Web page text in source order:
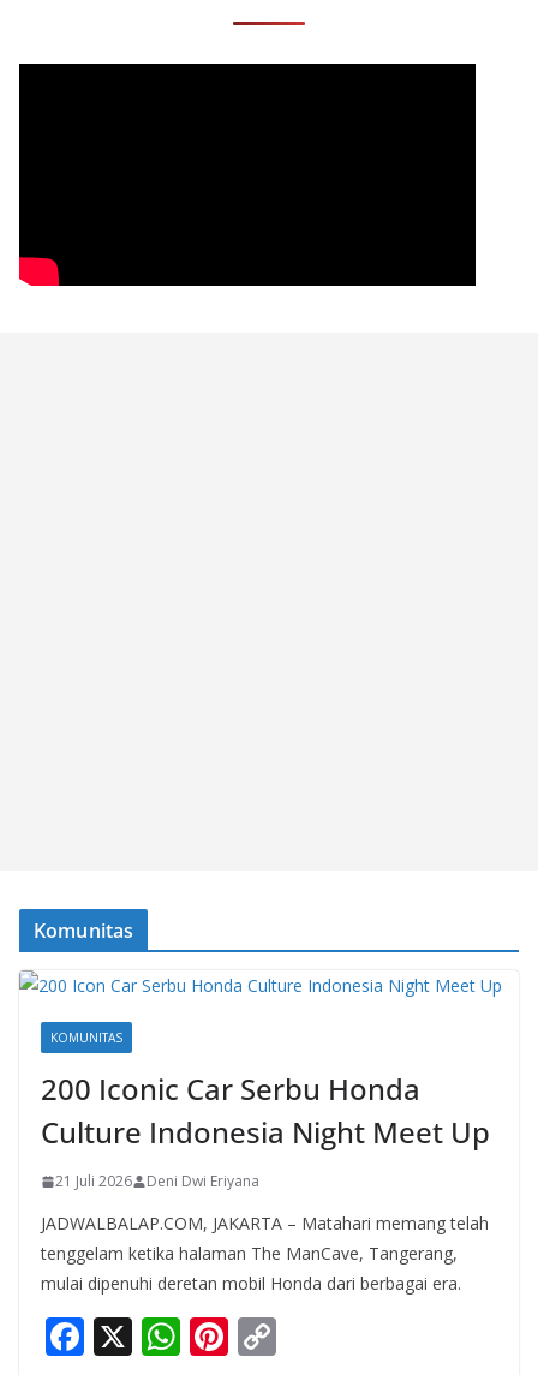
Komunitas
KOMUNITAS
200 Iconic Car Serbu Honda
Culture Indonesia Night Meet Up
21 Juli 2026 Deni Dwi Eriyana
JADWALBALAP.COM, JAKARTA – Matahari memang telah
tenggelam ketika halaman The ManCave, Tangerang,
mulai dipenuhi deretan mobil Honda dari berbagai era.
F X W Pi